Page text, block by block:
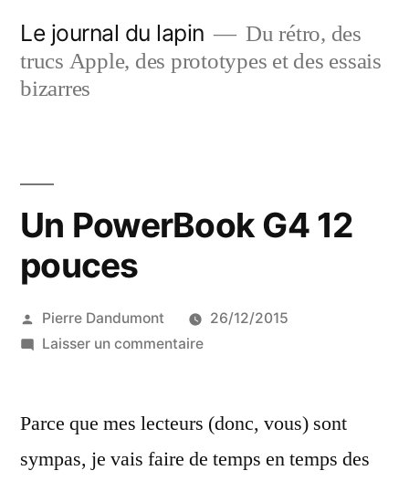
contenu
Le journal du lapin
Du rétro, des
trucs Apple, des prototypes et des essais
bizarres
Un PowerBook G4 12
pouces
Publié
par
Pierre Dandumont
26/12/2015
Laisser un commentairesur
G4
pouces
Parce que mes lecteurs (donc, vous) sont
sympas, je vais faire de temps en temps des